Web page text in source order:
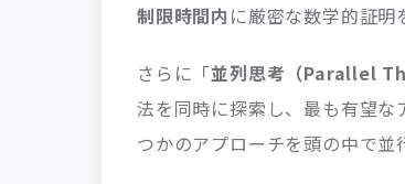
制限時間内 に厳密な数学的証明
さらに「並列思考（Parallel
法を同時に探索し、最も有望な
つかのアプローチを頭の中で並